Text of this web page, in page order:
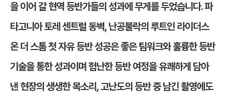
을 이어 갈 현역 등반가들의 성과에 무게를 두었습니다. 파
타고니아 토레 센트럴 동벽, 난공불락의 루트인 라이더스
온 더 스톰 첫 자유 등반 성공은 좋은 팀워크와 훌륭한 등반
기술을 통한 성과이며 험난한 등반 여정을 유쾌하게 담아
낸 현장의 생생한 목소리, 고난도의 등반 중 남긴 촬영에도